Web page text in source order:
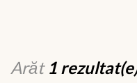
Arăt 1